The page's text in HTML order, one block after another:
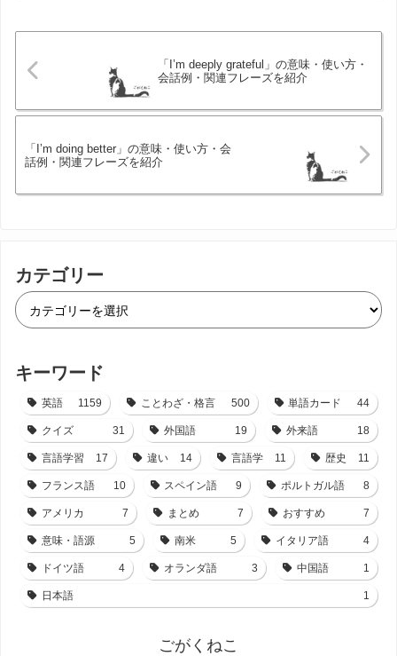
「I’m deeply grateful」の意味・使い方・
会話例・関連フレーズを紹介
「I’m doing better」の意味・使い方・会
話例・関連フレーズを紹介
カテゴリー
キーワード
英語 1159 ことわざ・格言 500 単語カード 44
クイズ 31 外国語 19 外来語 18
言語学習 17 違い 14 言語学 11 歴史 11
フランス語 10 スペイン語 9 ポルトガル語 8
アメリカ 7 まとめ 7 おすすめ 7
意味・語源 5 南米 5 イタリア語 4
ドイツ語 4 オランダ語 3 中国語 1
日本語 1
ごがくねこ